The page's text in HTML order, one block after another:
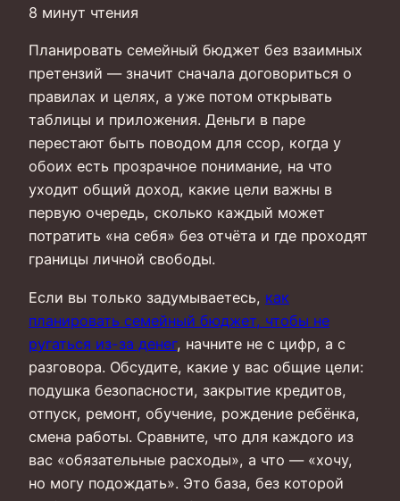
8 минут чтения
Планировать семейный бюджет без взаимных
претензий — значит сначала договориться о
правилах и целях, а уже потом открывать
таблицы и приложения. Деньги в паре
перестают быть поводом для ссор, когда у
обоих есть прозрачное понимание, на что
уходит общий доход, какие цели важны в
первую очередь, сколько каждый может
потратить «на себя» без отчёта и где проходят
границы личной свободы.
Если вы только задумываетесь, как
планировать семейный бюджет, чтобы не
ругаться из-за денег, начните не с цифр, а с
разговора. Обсудите, какие у вас общие цели:
подушка безопасности, закрытие кредитов,
отпуск, ремонт, обучение, рождение ребёнка,
смена работы. Сравните, что для каждого из
вас «обязательные расходы», а что — «хочу,
но могу подождать». Это база, без которой